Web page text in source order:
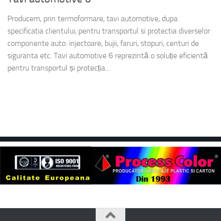
Producem, prin termoformare, tavi automotive, dupa
specificatia clientului, pentru transportul si protectia diverselor
componente auto: injectoare, bujii, faruri, stopuri, centuri de
siguranta etc. Tavi automotive 6 reprezintă o soluție eficientă
pentru transportul și protecția...